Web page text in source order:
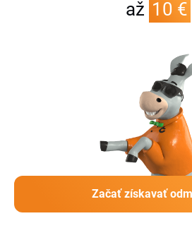
až 10 €
Začať získavať